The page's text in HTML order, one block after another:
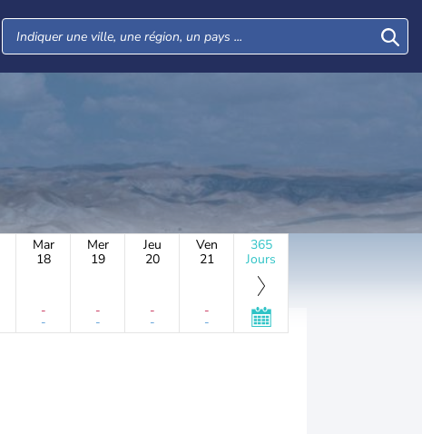
Mar
18
-
-
Mer
19
-
-
Jeu
20
-
-
Ven
21
-
-
365
Jours